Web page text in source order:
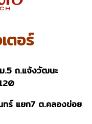
ตอร์
ถ.แจ้งวัฒนะ
ร์ แยก7 ต.คลองข่อย